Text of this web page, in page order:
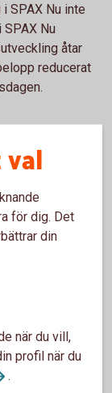
SPAX Nu inte
Nu
åtar
reducerat
en årlig avgift
belopp.
du tillbaka 9
att större
gäller
för dig. Det
din
när du vill,
profil när du
.